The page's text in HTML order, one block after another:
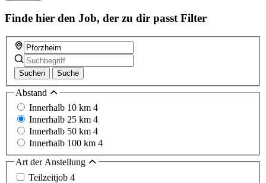
Finde hier den Job, der zu dir passt Filter
Suchen Suche
Abstand
Innerhalb 10 km 4
Innerhalb 25 km 4
Innerhalb 50 km 4
Innerhalb 100 km 4
Art der Anstellung
Teilzeitjob 4